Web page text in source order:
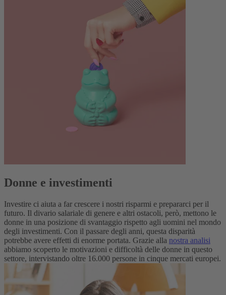
Donne e investimenti
Investire ci aiuta a far crescere i nostri risparmi e prepararci per il
futuro. Il divario salariale di genere e altri ostacoli, però, mettono le
donne in una posizione di svantaggio rispetto agli uomini nel mondo
degli investimenti. Con il passare degli anni, questa disparità
potrebbe avere effetti di enorme portata. Grazie alla nostra analisi
abbiamo scoperto le motivazioni e difficoltà delle donne in questo
settore, intervistando oltre 16.000 persone in cinque mercati europei.